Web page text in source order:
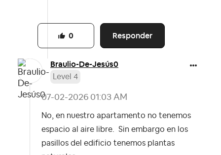
Responder
0
Braulio-De-Jesús0
Level 4
‎07-02-2026 01:03 AM
No, en nuestro apartamento no tenemos
espacio al aire libre. Sin embargo en los
pasillos del edificio tenemos plantas